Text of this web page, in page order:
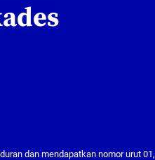
dan mendapatkan nomor urut 01,